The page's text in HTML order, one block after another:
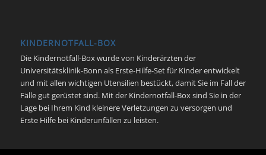
KINDERNOTFALL-BOX
Die Kindernotfall-Box wurde von Kinderärzten der
Universitätsklinik-Bonn als Erste-Hilfe-Set für Kinder entwickelt
und mit allen wichtigen Utensilien bestückt, damit Sie im Fall der
Fälle gut gerüstet sind. Mit der Kindernotfall-Box sind Sie in der
Lage bei Ihrem Kind kleinere Verletzungen zu versorgen und
Erste Hilfe bei Kinderunfällen zu leisten.